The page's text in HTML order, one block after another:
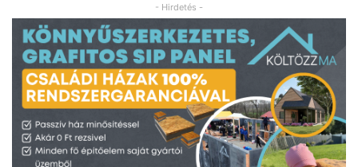
- Hirdetés -